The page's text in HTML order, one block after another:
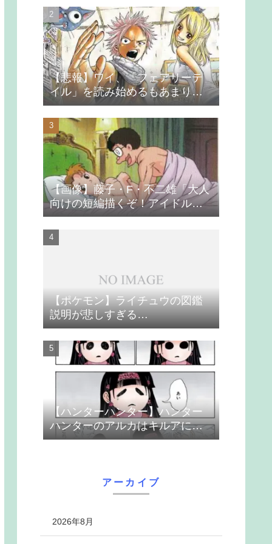
【悲報】ワイ、「フェアリーテ
イル」を読み始めるもあまりの
つまらなさに挫折する
【画像】藤子・F・不二雄「大人
向けの短編描くぞ！アイドルが
無理やり抱かれるシーン入れ
よ」
【ポケモン】ライチュウの図鑑
説明が悲しすぎる…
【ハンターハンター】ハンター
ハンターのアルカはキルアに取
り付いた暗黒大陸の欲望の共依
アーカイブ
2026年8月